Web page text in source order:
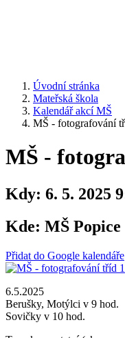
Úvodní stránka
Mateřská škola
Kalendář akcí MŠ
MŠ - fotografování
MŠ -
Kdy: 6. 5. 2025
Kde: MŠ Popice
Přidat do Google kalendáře
6.5.2025
Berušky, Motýlci v 9 hod.
Sovičky v 10 hod.